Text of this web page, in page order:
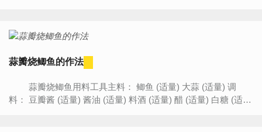
蒜瓣烧鲫鱼的作法
蒜瓣烧鲫鱼用料工具主料： 鲫鱼 (适量) 大蒜 (适量) 调
料： 豆瓣酱 (适量) 酱油 (适量) 料酒 (适量) 醋 (适量) 白糖 (适